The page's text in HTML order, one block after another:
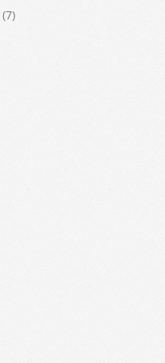
(7)